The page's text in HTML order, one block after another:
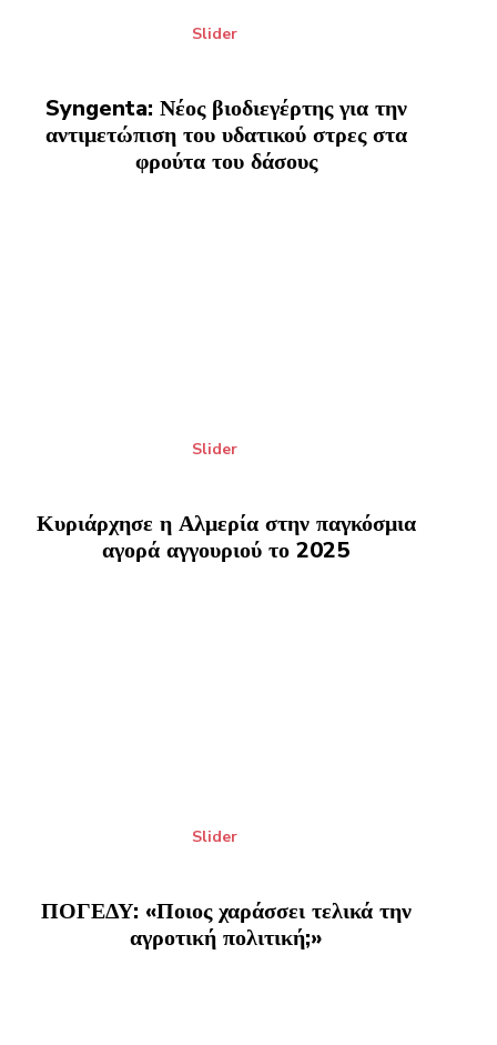
Slider
Syngenta: Νέος βιοδιεγέρτης για την
αντιμετώπιση του υδατικού στρες στα
φρούτα του δάσους
Slider
Κυριάρχησε η Αλμερία στην παγκόσμια
αγορά αγγουριού το 2025
Slider
ΠΟΓΕΔΥ: «Ποιος χαράσσει τελικά την
αγροτική πολιτική;»